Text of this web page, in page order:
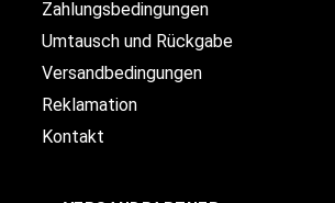
Zahlungsbedingungen
Umtausch und Rückgabe
Versandbedingungen
Reklamation
Kontakt